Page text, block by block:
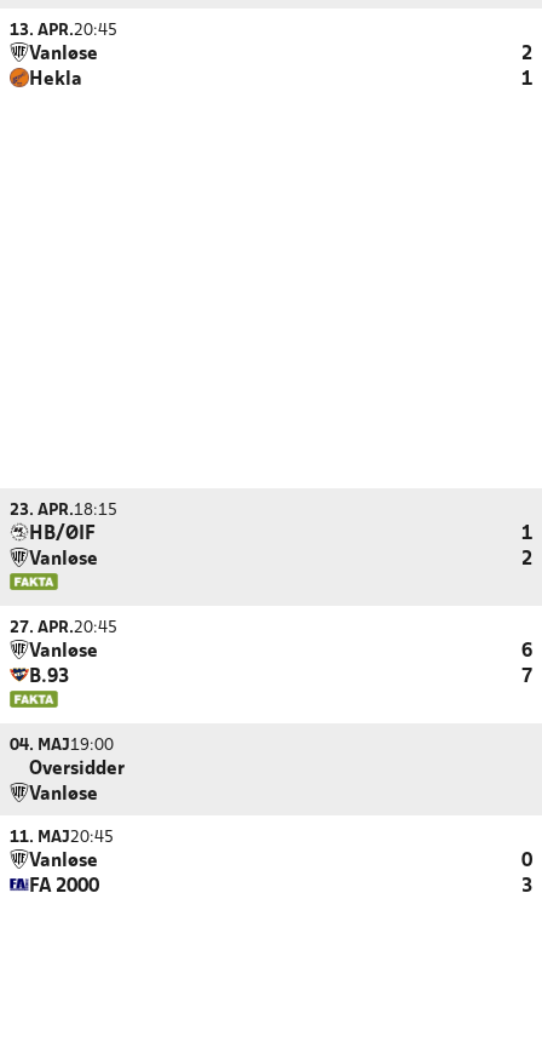
13. APR.20:45
Vanløse
2
Hekla
1
23. APR.18:15
HB/ØIF
1
Vanløse
2
27. APR.20:45
Vanløse
6
B.93
7
04. MAJ19:00
Oversidder
Vanløse
11. MAJ20:45
Vanløse
0
FA 2000
3